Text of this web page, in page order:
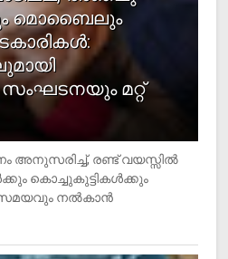
മൊബൈലും
മറ്റ്
അനുസരിച്ച്, രണ്ട് വയസ്സില്‍
കൊച്ചുകുട്ടികള്‍ക്കും
നല്‍കാന്‍